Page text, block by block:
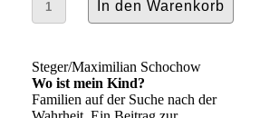
Steger/Maximilian Schochow
Wo ist mein Kind?
Familien auf der Suche nach der